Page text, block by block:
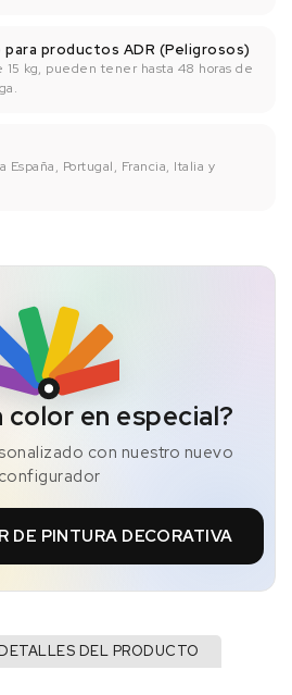
productos ADR (Peligrosos)
15 kg, pueden tener hasta 48 horas de
España, Portugal, Francia, Italia y
color en especial?
con nuestro nuevo
configurador
DE PINTURA DECORATIVA
DEL PRODUCTO